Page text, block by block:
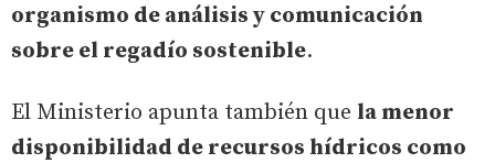
organismo de análisis y comunicación
sobre el regadío sostenible.
El Ministerio apunta también que la menor
disponibilidad de recursos hídricos como